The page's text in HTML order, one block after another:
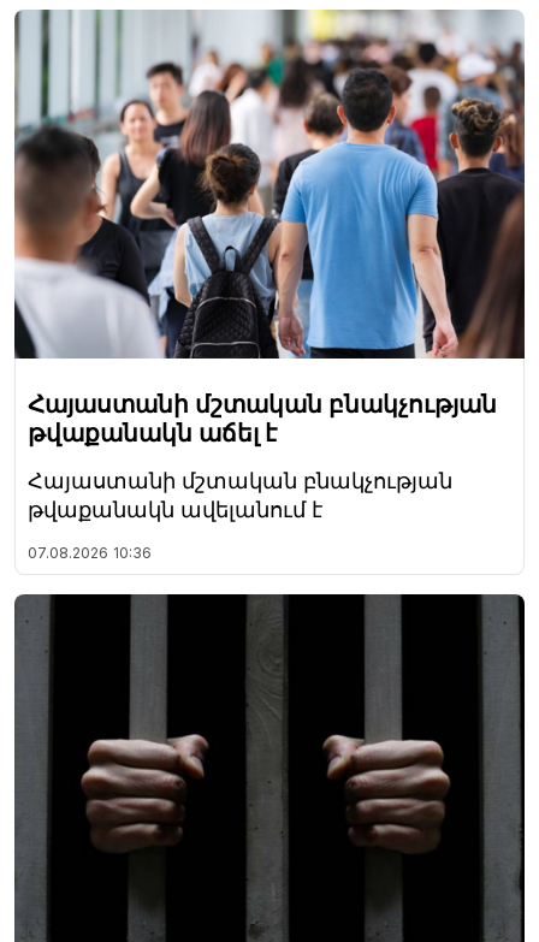
Հայաստանի մշտական բնակչության
թվաքանակն աճել է
Հայաստանի մշտական բնակչության
թվաքանակն ավելանում է
07.08.2026 10:36